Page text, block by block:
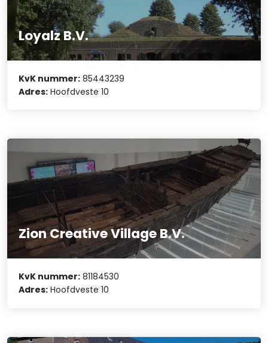
Loyalz B.V.
KvK nummer: 85443239
Adres: Hoofdveste 10
Zion Creative Village B.V.
KvK nummer: 81184530
Adres: Hoofdveste 10